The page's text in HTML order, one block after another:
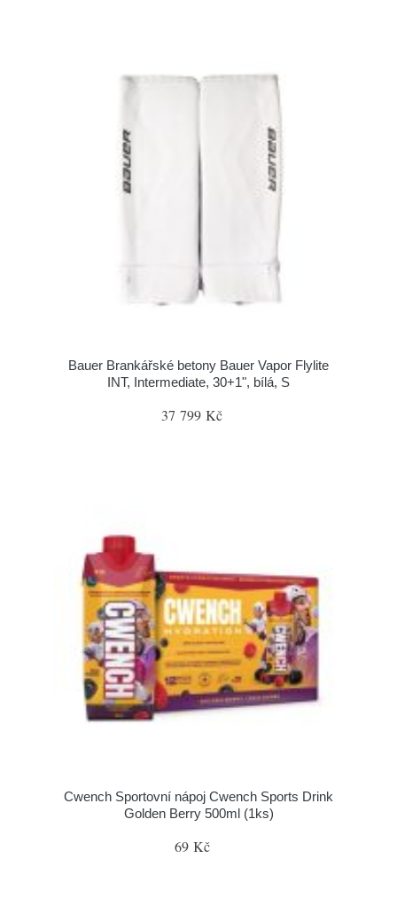
Bauer Brankářské betony Bauer Vapor Flylite
INT, Intermediate, 30+1", bílá, S
37 799 Kč
Cwench Sportovní nápoj Cwench Sports Drink
Golden Berry 500ml (1ks)
69 Kč